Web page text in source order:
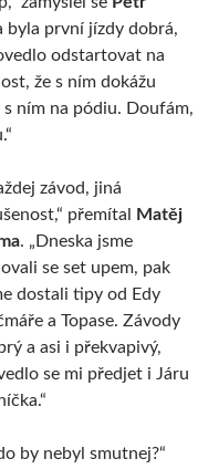
byla první jízdy dobrá,
odstartovat na
že s ním dokážu
ním na pódiu. Doufám,
závod, jiná
přemítal
Matěj
. „Dneska jsme
se set upem, pak
dostali tipy od Edy
a Topase. Závody
a asi i překvapivý,
se mi předjet i Járu
by nebyl smutnej?“